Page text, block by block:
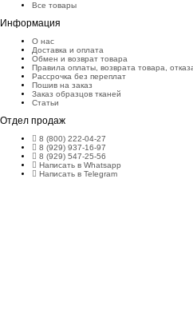
Все товары
Информация
О нас
Доставка и оплата
Обмен и возврат товара
Правила оплаты, возврата товара,
Рассрочка без переплат
Пошив на заказ
Заказ образцов тканей
Статьи
Отдел продаж
8 (800) 222-04-27
8 (929) 937-16-97
8 (929) 547-25-56
Написать в Whatsapp
Написать в Telegram